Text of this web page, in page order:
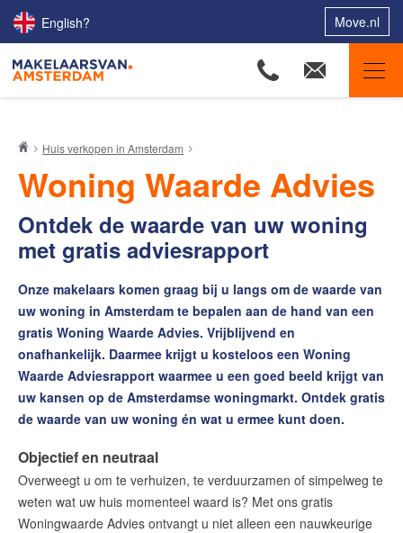
English? Move.nl
Ons aanbod
Woningzoekers
Onze makelaars
Onze expertises
Huis verkopen
Huis verkopen in 9 stappen
De waarde van uw woning
Uw Woningpromotieplan
Exclusief Open Huis
Online Bezichtigen
Woning Waarde Advies
Open Huizen Route
Huis verkopen in Amsterdam
Woning Waarde Advies
Ontdek de waarde van uw woning
met gratis adviesrapport
Onze makelaars komen graag bij u langs om de waarde van
uw woning in Amsterdam te bepalen aan de hand van een
gratis Woning Waarde Advies. Vrijblijvend en
onafhankelijk. Daarmee krijgt u kosteloos een Woning
Waarde Adviesrapport waarmee u een goed beeld krijgt van
uw kansen op de Amsterdamse woningmarkt. Ontdek gratis
de waarde van uw woning én wat u ermee kunt doen.
Objectief en neutraal
Overweegt u om te verhuizen, te verduurzamen of simpelweg te
weten wat uw huis momenteel waard is? Met ons gratis
Woningwaarde Advies ontvangt u niet alleen een nauwkeurige